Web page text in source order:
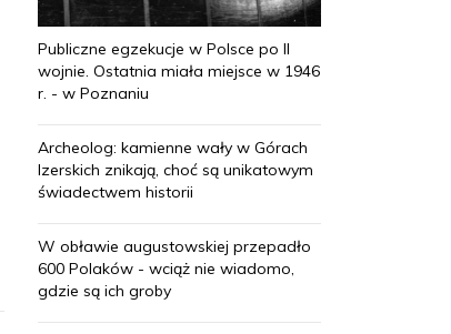
Publiczne egzekucje w Polsce po II
wojnie. Ostatnia miała miejsce w 1946
r. - w Poznaniu
Archeolog: kamienne wały w Górach
Izerskich znikają, choć są unikatowym
świadectwem historii
W obławie augustowskiej przepadło
600 Polaków - wciąż nie wiadomo,
gdzie są ich groby